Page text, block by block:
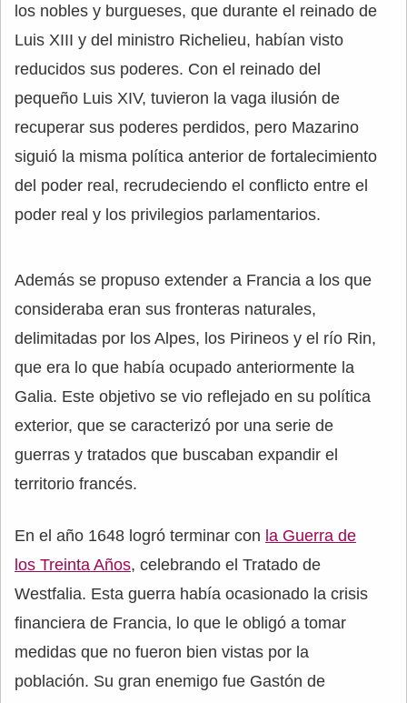
los nobles y burgueses, que durante el reinado de
Luis XIII y del ministro Richelieu, habían visto
reducidos sus poderes. Con el reinado del
pequeño Luis XIV, tuvieron la vaga ilusión de
recuperar sus poderes perdidos, pero Mazarino
siguió la misma política anterior de fortalecimiento
del poder real, recrudeciendo el conflicto entre el
poder real y los privilegios parlamentarios.
Además se propuso extender a Francia a los que
consideraba eran sus fronteras naturales,
delimitadas por los Alpes, los Pirineos y el río Rin,
que era lo que había ocupado anteriormente la
Galia. Este objetivo se vio reflejado en su política
exterior, que se caracterizó por una serie de
guerras y tratados que buscaban expandir el
territorio francés.
En el año 1648 logró terminar con la Guerra de
los Treinta Años, celebrando el Tratado de
Westfalia. Esta guerra había ocasionado la crisis
financiera de Francia, lo que le obligó a tomar
medidas que no fueron bien vistas por la
población. Su gran enemigo fue Gastón de